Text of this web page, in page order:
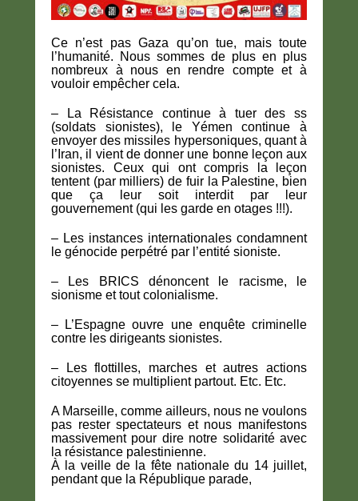
Ce n’est pas Gaza qu’on tue, mais toute
l’humanité. Nous sommes de plus en plus
nombreux à nous en rendre compte et à
vouloir empêcher cela.
– La Résistance continue à tuer des ss
(soldats sionistes), le Yémen continue à
envoyer des missiles hypersoniques, quant à
l’Iran, il vient de donner une bonne leçon aux
sionistes. Ceux qui ont compris la leçon
tentent (par milliers) de fuir la Palestine, bien
que ça leur soit interdit par leur
gouvernement (qui les garde en otages !!!).
– Les instances internationales condamnent
le génocide perpétré par l’entité sioniste.
– Les BRICS dénoncent le racisme, le
sionisme et tout colonialisme.
– L’Espagne ouvre une enquête criminelle
contre les dirigeants sionistes.
– Les flottilles, marches et autres actions
citoyennes se multiplient partout. Etc. Etc.
A Marseille, comme ailleurs, nous ne voulons
pas rester spectateurs et nous manifestons
massivement pour dire notre solidarité avec
la résistance palestinienne.
À la veille de la fête nationale du 14 juillet,
pendant que la République parade,